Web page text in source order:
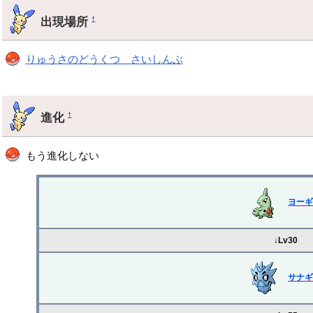
出現場所†
りゅうさのどうくつ さいしんぶ
進化†
もう進化しない
ヨー
↓Lv30
サナ